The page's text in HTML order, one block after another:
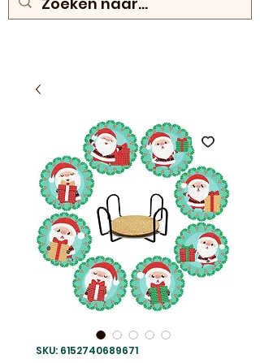
SKU: 6152740689671